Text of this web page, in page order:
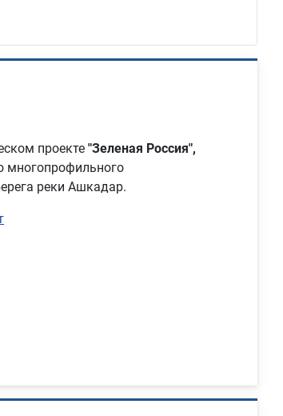
проекте"Зеленая Россия",
многопрофильного
реки Ашкадар.